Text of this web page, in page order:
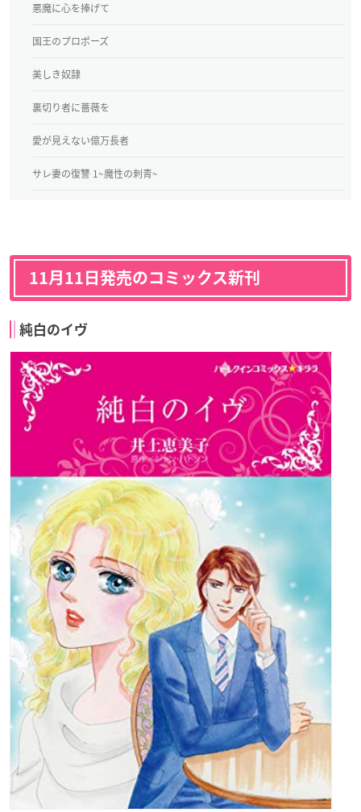
悪魔に心を捧げて
国王のプロポーズ
美しき奴隷
裏切り者に薔薇を
愛が見えない億万長者
サレ妻の復讐 1~魔性の刺青~
11月11日発売のコミックス新刊
純白のイヴ